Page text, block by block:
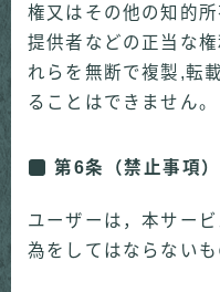
権又はその他の知的
提供者などの正当な
れらを無断で複製,転
ることはできません。
第6条（禁止事項）
ユーザーは，本サー
為をしてはならないも